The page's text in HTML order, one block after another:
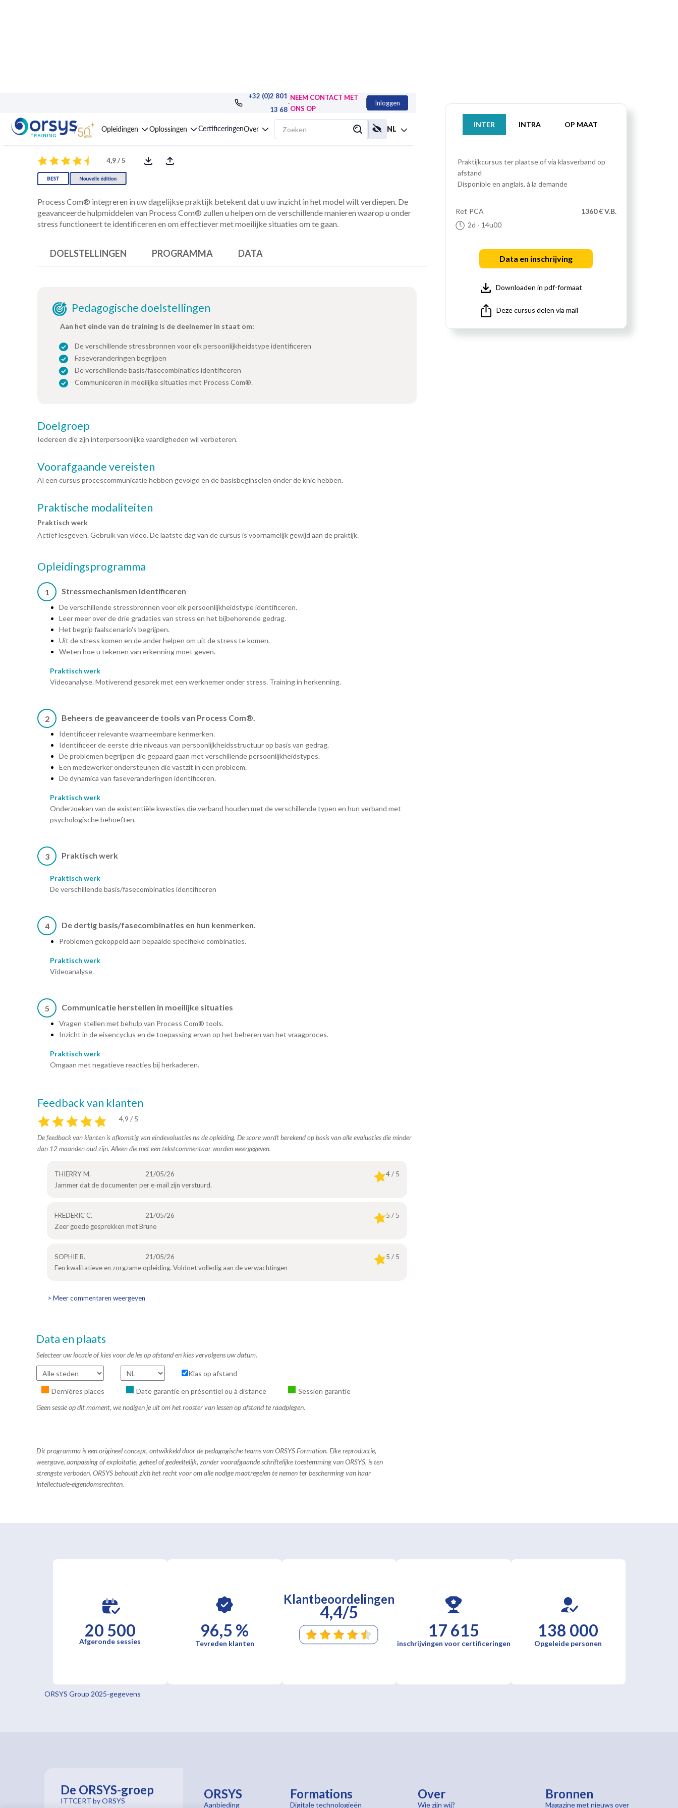
+32 (0)2 801
13 68
-
NEEM CONTACT MET
ONS OP
Inloggen
Opleidingen Oplossingen CertificeringenOver NL
Opleiding : Process Com®, geavanceerd
4,9 / 5
INTER INTRA OP MAAT
Praktijkcursus ter plaatse of via klasverband op
afstand
Disponible en anglais, à la demande
Ref. PCA
2d - 14u00
1360 € V.B.
Data en inschrijving
Downloaden in pdf-formaat
Deze cursus delen via mail
Process Com® integreren in uw dagelijkse praktijk betekent dat u uw inzicht in het model wilt verdiepen. De
geavanceerde hulpmiddelen van Process Com® zullen u helpen om de verschillende manieren waarop u onder
stress functioneert te identificeren en om effectiever met moeilijke situaties om te gaan.
DOELSTELLINGEN PROGRAMMA DATA
Pedagogische doelstellingen
Aan het einde van de training is de deelnemer in staat om:
De verschillende stressbronnen voor elk persoonlijkheidstype identificeren
Faseveranderingen begrijpen
De verschillende basis/fasecombinaties identificeren
Communiceren in moeilijke situaties met Process Com®.
Doelgroep
Iedereen die zijn interpersoonlijke vaardigheden wil verbeteren.
Voorafgaande vereisten
Al een cursus procescommunicatie hebben gevolgd en de basisbeginselen onder de knie hebben.
Praktische modaliteiten
Praktisch werk
Actief lesgeven. Gebruik van video. De laatste dag van de cursus is voornamelijk gewijd aan de praktijk.
Opleidingsprogramma
1 Stressmechanismen identificeren
De verschillende stressbronnen voor elk persoonlijkheidstype identificeren.
Leer meer over de drie gradaties van stress en het bijbehorende gedrag.
Het begrip faalscenario's begrijpen.
Uit de stress komen en de ander helpen om uit de stress te komen.
Weten hoe u tekenen van erkenning moet geven.
Praktisch werk
Videoanalyse. Motiverend gesprek met een werknemer onder stress. Training in herkenning.
2 Beheers de geavanceerde tools van Process Com®.
Identificeer relevante waarneembare kenmerken.
Identificeer de eerste drie niveaus van persoonlijkheidsstructuur op basis van gedrag.
De problemen begrijpen die gepaard gaan met verschillende persoonlijkheidstypes.
Een medewerker ondersteunen die vastzit in een probleem.
De dynamica van faseveranderingen identificeren.
Praktisch werk
Onderzoeken van de existentiële kwesties die verband houden met de verschillende typen en hun verband met
psychologische behoeften.
3 Praktisch werk
Praktisch werk
De verschillende basis/fasecombinaties identificeren
4 De dertig basis/fasecombinaties en hun kenmerken.
Problemen gekoppeld aan bepaalde specifieke combinaties.
Praktisch werk
Videoanalyse.
5 Communicatie herstellen in moeilijke situaties
Vragen stellen met behulp van Process Com® tools.
Inzicht in de eisencyclus en de toepassing ervan op het beheren van het vraagproces.
Praktisch werk
Omgaan met negatieve reacties bij herkaderen.
Feedback van klanten
4,9 / 5
De feedback van klanten is afkomstig van eindevaluaties na de opleiding. De score wordt berekend op basis van alle evaluaties die minder
dan 12 maanden oud zijn. Alleen die met een tekstcommentaar worden weergegeven.
THIERRY M. 21/05/26
4 / 5
Jammer dat de documenten per e-mail zijn verstuurd.
FREDERIC C. 21/05/26
5 / 5
Zeer goede gesprekken met Bruno
SOPHIE B. 21/05/26
5 / 5
Een kwalitatieve en zorgzame opleiding. Voldoet volledig aan de verwachtingen
> Meer commentaren weergeven
Data en plaats
Selecteer uw locatie of kies voor de les op afstand en kies vervolgens uw datum.
Klas op afstand
Dernières places Date garantie en présentiel ou à distance
Session garantie
Geen sessie op dit moment, we nodigen je uit om het rooster van lessen op afstand te raadplegen.
Dit programma is een origineel concept, ontwikkeld door de pedagogische teams van ORSYS Formation. Elke reproductie,
weergave, aanpassing of exploitatie, geheel of gedeeltelijk, zonder voorafgaande schriftelijke toestemming van ORSYS, is ten
strengste verboden. ORSYS behoudt zich het recht voor om alle nodige maatregelen te nemen ter bescherming van haar
intellectuele-eigendomsrechten.
20 500
Afgeronde sessies
96,5 %
Tevreden klanten
Klantbeoordelingen
4,4/5
17 615
inschrijvingen voor certificeringen
138 000
Opgeleide personen
ORSYS Group 2025-gegevens
De ORSYS-groep
ITTCERT by ORSYS
ORSYS
Aanbieding
Formations
Digitale technologieën
Over
Wie zijn wij?
Bronnen
Magazine met nieuws over